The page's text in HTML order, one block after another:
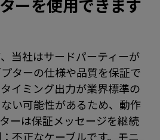
ーを使用できます
当社はサードパーティーが
ターの仕様や品質を保証で
イミング出力が業界標準の
い可能性があるため、動作
ーは保証メッセージを継続
不正なケーブルです。モニ